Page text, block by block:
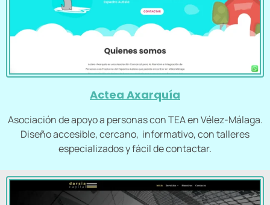
Actea Axarquía
Asociación de apoyo a personas con TEA en Vélez-Málaga.
Diseño accesible, cercano, informativo, con talleres
especializados y fácil de contactar.